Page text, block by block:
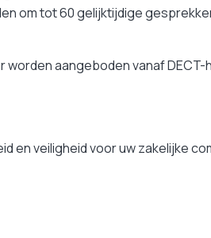
om tot 60 gelijktijdige
aangeboden vanaf DECT-
en veiligheid voor uw zakelijke